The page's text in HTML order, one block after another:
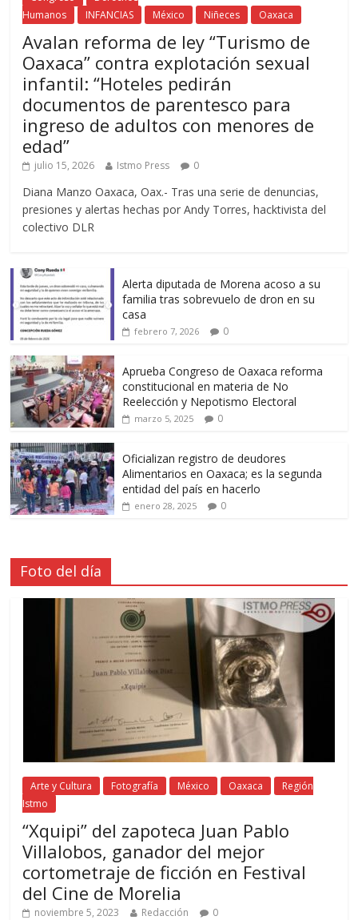
Humanos
INFANCIAS México Niñeces Oaxaca
Avalan reforma de ley “Turismo de
Oaxaca” contra explotación sexual
infantil: “Hoteles pedirán
documentos de parentesco para
ingreso de adultos con menores de
edad”
julio 15, 2026 Istmo Press 0
Diana Manzo Oaxaca, Oax.- Tras una serie de denuncias,
presiones y alertas hechas por Andy Torres, hacktivista del
colectivo DLR
Alerta diputada de Morena acoso a su
familia tras sobrevuelo de dron en su
casa
febrero 7, 2026 0
Aprueba Congreso de Oaxaca reforma
constitucional en materia de No
Reelección y Nepotismo Electoral
marzo 5, 2025 0
Oficializan registro de deudores
Alimentarios en Oaxaca; es la segunda
entidad del país en hacerlo
enero 28, 2025 0
Foto del día
Arte y Cultura Fotografía México Oaxaca
Región
Istmo
“Xquipi” del zapoteca Juan Pablo
Villalobos, ganador del mejor
cortometraje de ficción en Festival
del Cine de Morelia
noviembre 5, 2023 Redacción 0